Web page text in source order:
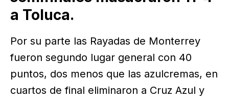
a Toluca.
Por su parte las Rayadas de Monterrey
fueron segundo lugar general con 40
puntos, dos menos que las azulcremas, en
cuartos de final eliminaron a Cruz Azul y